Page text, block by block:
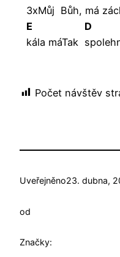
3xMůj Bůh, má
E
kála máTak
D
Počet návštěv
Uveřejněno23. dubna,
od
Značky: